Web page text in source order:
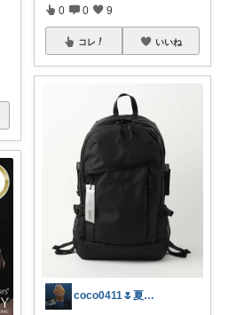
0 0 9
コレ いいね
coco0411🌷夏グッズ色々🌻